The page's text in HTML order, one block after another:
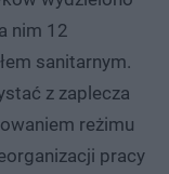
nim 12
sanitarnym.
z zaplecza
reżimu
pracy